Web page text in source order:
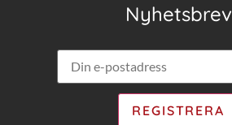
Nyhetsbrev